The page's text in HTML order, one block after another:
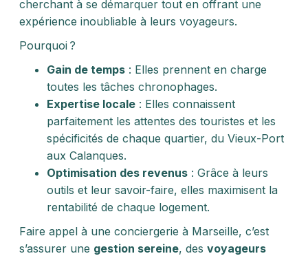
cherchant à se démarquer tout en offrant une
expérience inoubliable à leurs voyageurs.
Pourquoi ?
Gain de temps : Elles prennent en charge
toutes les tâches chronophages.
Expertise locale : Elles connaissent
parfaitement les attentes des touristes et les
spécificités de chaque quartier, du Vieux-Port
aux Calanques.
Optimisation des revenus : Grâce à leurs
outils et leur savoir-faire, elles maximisent la
rentabilité de chaque logement.
Faire appel à une conciergerie à Marseille, c’est
s’assurer une gestion sereine, des voyageurs